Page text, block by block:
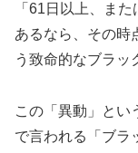
「61日以上、ま
あるなら、その時
う致命的なブラッ
この「異動」とい
で言われる「ブラ